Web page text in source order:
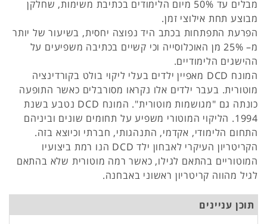
מבלים עד 50% מיום הלימודים בכתיבת משימות, שחלקן
מבוצע תחת אילוצי זמן.
הפרעת התפתחות בכתב היד נפוצה יחסית, בשיעור של יותר
מ– 25% מן האוכלוסייה וכי קשיים בכתיבה משפיעים על
ההישגים הלימודיים.
המונח DCD מאפיין ילדים בעלי ליקוי בולט בקורדינציה
מוטורית. בעבר ילדים אלו נקראו מסורבלים כאשר התופעה
כונתה גם "מגושמות מוטורית". המונח DCD נטבע בשנת
1994. הליקוי המוטורי משפיע על תחומים שונים וביניהם
התחום הלימודי, אקדמי, התנהגותי, חברתי וכיוצא בזה.
הקריטריון העיקרי לאבחון ילד DCD הנו רמת ביצועיו
המוטוריים בהתאם לגילו, כאשר רמה מוטורית שלא בהתאם
לגיל מהווה קריטריון ראשוני באבחנה.
תוכן עניינים